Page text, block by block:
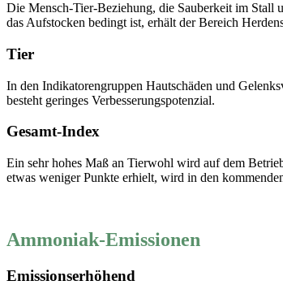
Die Mensch-Tier-Beziehung, die Sauberkeit im Stall
das Aufstocken bedingt ist, erhält der Bereich
Tier
In den Indikatorengruppen Hautschäden und
besteht geringes Verbesserungspotenzial.
Gesamt-Index
Ein sehr hohes Maß an Tierwohl wird auf dem
etwas weniger Punkte erhielt, wird in den
Ammoniak-Emissionen
Emissionserhöhend